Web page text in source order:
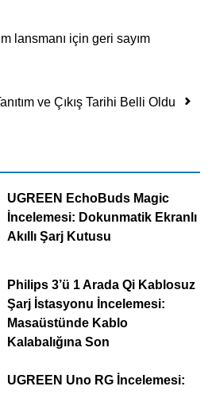
lansmanı için geri sayım
ve Çıkış Tarihi Belli Oldu
UGREEN EchoBuds Magic
İncelemesi: Dokunmatik Ekranlı
Akıllı Şarj Kutusu
Philips 3’ü 1 Arada Qi Kablosuz
Şarj İstasyonu İncelemesi:
Masaüstünde Kablo
Kalabalığına Son
UGREEN Uno RG İncelemesi: